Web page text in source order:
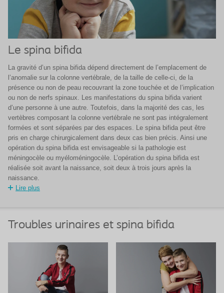
Le spina bifida
La gravité d’un spina bifida dépend directement de l’emplacement de
l’anomalie sur la colonne vertébrale, de la taille de celle-ci, de la
présence ou non de peau recouvrant la zone touchée et de l’implication
ou non de nerfs spinaux. Les manifestations du spina bifida varient
d’une personne à une autre. Toutefois, dans la majorité des cas, les
vertèbres composant la colonne vertébrale ne sont pas intégralement
formées et sont séparées par des espaces. Le spina bifida peut être
pris en charge chirurgicalement dans deux cas bien précis. Ainsi une
opération du spina bifida est envisageable si la pathologie est
méningocèle ou myéloméningocèle. L’opération du spina bifida est
réalisée soit avant la naissance, soit deux à trois jours après la
naissance.
Lire plus
Troubles urinaires et spina bifida